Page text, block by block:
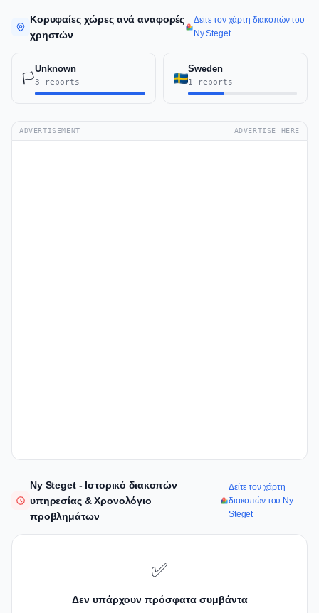
Κορυφαίες χώρες ανά αναφορές
χρηστών
Δείτε τον χάρτη διακοπών του
Ny Steget
🏳️
Unknown
3 reports
Sweden
1 reports
ADVERTISEMENT ADVERTISE HERE
Ny Steget - Ιστορικό διακοπών
υπηρεσίας & Χρονολόγιο
προβλημάτων
Δείτε τον χάρτη
διακοπών του Ny
Steget
✅
Δεν υπάρχουν πρόσφατα συμβάντα